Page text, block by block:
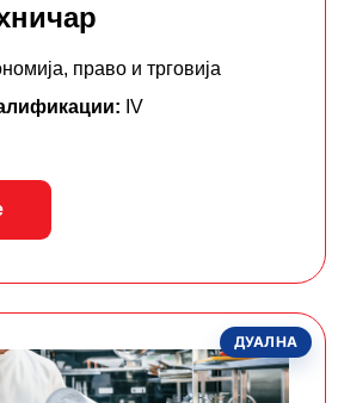
право и трговија
IV
ДУАЛНА